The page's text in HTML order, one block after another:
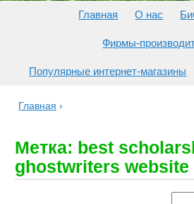
Главная О нас
Фирмы-
Популярные интернет-магазины
Главная ›
Метка: best
ghostwriters website